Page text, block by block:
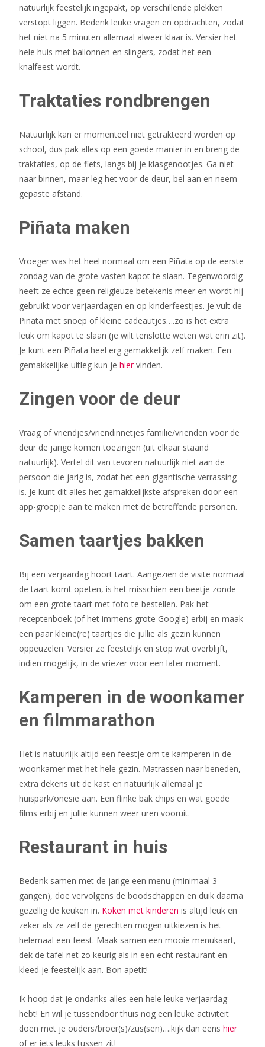
natuurlijk feestelijk ingepakt, op verschillende plekken
verstopt liggen. Bedenk leuke vragen en opdrachten, zodat
het niet na 5 minuten allemaal alweer klaar is. Versier het
hele huis met ballonnen en slingers, zodat het een
knalfeest wordt.
Traktaties rondbrengen
Natuurlijk kan er momenteel niet getrakteerd worden op
school, dus pak alles op een goede manier in en breng de
traktaties, op de fiets, langs bij je klasgenootjes. Ga niet
naar binnen, maar leg het voor de deur, bel aan en neem
gepaste afstand.
Piñata maken
Vroeger was het heel normaal om een Piñata op de eerste
zondag van de grote vasten kapot te slaan. Tegenwoordig
heeft ze echte geen religieuze betekenis meer en wordt hij
gebruikt voor verjaardagen en op kinderfeestjes. Je vult de
Piñata met snoep of kleine cadeautjes….zo is het extra
leuk om kapot te slaan (je wilt tenslotte weten wat erin zit).
Je kunt een Piñata heel erg gemakkelijk zelf maken. Een
gemakkelijke uitleg kun je hiervinden.
Zingen voor de deur
Vraag of vriendjes/vriendinnetjes familie/vrienden voor de
deur de jarige komen toezingen (uit elkaar staand
natuurlijk). Vertel dit van tevoren natuurlijk niet aan de
persoon die jarig is, zodat het een gigantische verrassing
is. Je kunt dit alles het gemakkelijkste afspreken door een
app-groepje aan te maken met de betreffende personen.
Samen taartjes bakken
Bij een verjaardag hoort taart. Aangezien de visite normaal
de taart komt opeten, is het misschien een beetje zonde
om een grote taart met foto te bestellen. Pak het
receptenboek (of het immens grote Google) erbij en maak
een paar kleine(re) taartjes die jullie als gezin kunnen
oppeuzelen. Versier ze feestelijk en stop wat overblijft,
indien mogelijk, in de vriezer voor een later moment.
Kamperen in de woonkamer
en filmmarathon
Het is natuurlijk altijd een feestje om te kamperen in de
woonkamer met het hele gezin. Matrassen naar beneden,
extra dekens uit de kast en natuurlijk allemaal je
huispark/onesie aan. Een flinke bak chips en wat goede
films erbij en jullie kunnen weer uren vooruit.
Restaurant in huis
Bedenk samen met de jarige een menu (minimaal 3
gangen), doe vervolgens de boodschappen en duik daarna
gezellig de keuken in. Koken met kinderen is altijd leuk en
zeker als ze zelf de gerechten mogen uitkiezen is het
helemaal een feest. Maak samen een mooie menukaart,
dek de tafel net zo keurig als in een echt restaurant en
kleed je feestelijk aan. Bon apetit!
Ik hoop dat je ondanks alles een hele leuke verjaardag
hebt! En wil je tussendoor thuis nog een leuke activiteit
doen met je ouders/broer(s)/zus(sen)….kijk dan eens hier
of er iets leuks tussen zit!